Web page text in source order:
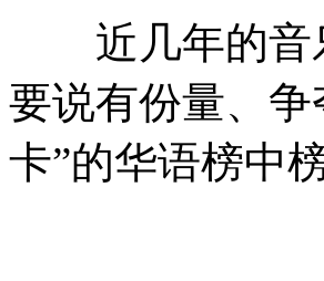
近几年的音
要说有份量、
卡”的华语榜中